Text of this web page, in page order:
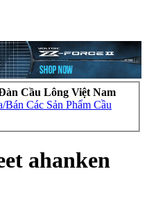
Cầu Lông Việt Nam
Bán Các Sản Phẩm Cầu
ahanken